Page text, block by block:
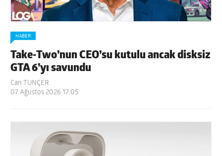
HABER
Take-Two’nun CEO’su kutulu ancak disksiz
GTA 6’yı savundu
Can TUNÇER
07 Ağustos 2026 17:05